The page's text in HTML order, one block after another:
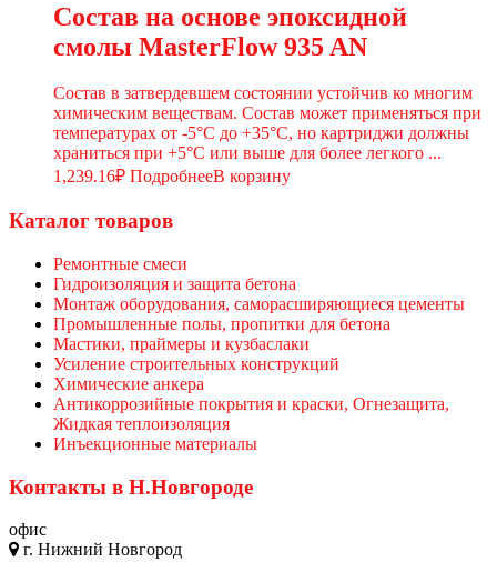
Состав на основе эпоксидной
смолы MasterFlow 935 AN
Состав в затвердевшем состоянии устойчив ко многим
химическим веществам. Состав может применяться при
температурах от -5°С до +35°С, но картриджи должны
храниться при +5°С или выше для более легкого ...
1,239.16₽ ПодробнееВ корзину
Каталог товаров
Ремонтные смеси
Гидроизоляция и защита бетона
Монтаж оборудования, саморасширяющиеся цементы
Промышленные полы, пропитки для бетона
Мастики, праймеры и кузбаслаки
Усиление строительных конструкций
Химические анкера
Антикоррозийные покрытия и краски, Огнезащита,
Жидкая теплоизоляция
Инъекционные материалы
Контакты в Н.Новгороде
офис
г. Нижний Новгород